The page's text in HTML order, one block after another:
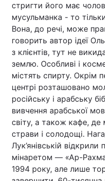
Головна
Україна
Економіка
Спорт
стригти його має
мусульманка - то
Вона, до речі, може
говорить автор ідеї
з клієнтів, тут не
землю. Особливі і
містять спирту. Окрім
центрі розташовано
російську і арабську
вивчення арабської
світу, а також кафе, де
страви і солодощі.
Лук’янівській
мінаретом — «Ар-
1994 року, але лише